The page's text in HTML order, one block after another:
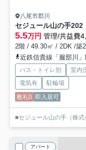
八尾市郡川
セジュール山の手202
5.5万円 管理/共益費
2階 / 49.30㎡ / 2DK /築
近鉄信貴線「服部川
バス・トイレ別 室内
電気有
駐輪場
敷礼0 即入居可
■セジュール山の手（株
アパート